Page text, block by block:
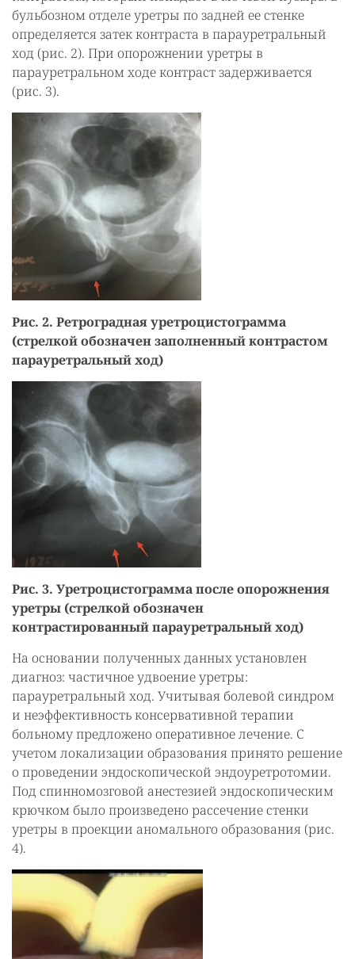
бульбозном отделе уретры по задней ее стенке
определяется затек контраста в парауретральный
ход (рис. 2). При опорожнении уретры в
парауретральном ходе контраст задерживается
(рис. 3).
Рис. 2. Ретроградная уретроцистограмма
(стрелкой обозначен заполненный контрастом
парауретральный ход)
Рис. 3. Уретроцистограмма после опорожнения
уретры (стрелкой обозначен
контрастированный парауретральный ход)
На основании полученных данных установлен
диагноз: частичное удвоение уретры:
парауретральный ход. Учитывая болевой синдром
и неэффективность консервативной терапии
больному предложено оперативное лечение. С
учетом локализации образования принято решение
о проведении эндоскопической эндоуретротомии.
Под спинномозговой анестезией эндоскопическим
крючком было произведено рассечение стенки
уретры в проекции аномального образования (рис.
4).